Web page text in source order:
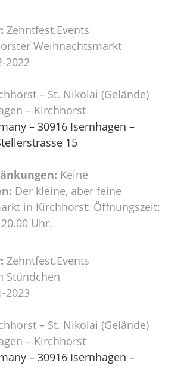
Zehntfest.Events
Weihnachtsmarkt
2022
– St. Nikolai (Gelände)
– Kirchhorst
– 30916 Isernhagen –
15
Keine
Der kleine, aber feine
in Kirchhorst: Öffnungszeit:
Uhr.
Zehntfest.Events
Stündchen
2023
– St. Nikolai (Gelände)
– Kirchhorst
– 30916 Isernhagen –